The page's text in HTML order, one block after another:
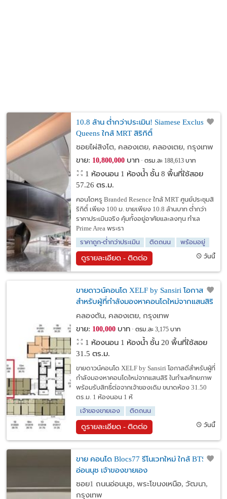
10.8 ล้าน ต่ำกว่าประเมิน! Siamese Exclusive
Queens ใกล้ MRT สิริกิติ์
ซอยไผ่สิงโต, คลองเตย, คลองเตย, กรุงเทพ
ขาย: 10,800,000บาท ตรม.ละ 188,613 บาท
1 ห้องนอน 1 ห้องน้ำ ชั้น 8 พื้นที่ใช้สอย
57.26 ตร.ม.
คอนโดหรู Branded Resence ใกล้ MRT ศูนย์ประชุมสิ
ริกิติ์ เพียง 100 ม. ขายเพียง 10.8 ล้านบาท ต่ำกว่า
ราคาประเมินจริง คุ้มทั้งอยู่อาศัยและลงทุน ทำเล
Prime Area พระรา
ราคาถูก-ต่ำกว่าประเมิน
ติดถนน พร้อมอยู่
ดูรายละเอียด - ติดต่อ วันนี้
ขายดาวน์คอนโด XELF by Sansiri โอกาสดี
สำหรับผู้ที่กำลังมองหาคอนโดใหม่จากแสนสิริ
ในทำเลศักยภาพ พร้อมรับสิทธิ์ต่อจากเจ้าของ
คลองตัน, คลองเตย, กรุงเทพ
ขาย: 100,000บาท ตรม.ละ 3,175 บาท
1 ห้องนอน 1 ห้องน้ำ ชั้น 20 พื้นที่ใช้สอย
31.5 ตร.ม.
ขายดาวน์คอนโด XELF by Sansiri โอกาสดีสำหรับผู้ที่
กำลังมองหาคอนโดใหม่จากแสนสิริ ในทำเลศักยภาพ
พร้อมรับสิทธิ์ต่อจากเจ้าของเดิม ขนาดห้อง 31.50
ตร.ม. 1 ห้องนอน 1 ห้
เจ้าของขายเอง
ติดถนน
ดูรายละเอียด - ติดต่อ วันนี้
ขาย คอนโด Blocs77 รีโนเวทใหม่ ใกล้ BTS
อ่อนนุช เจ้าของขายเอง
ซอย1 ถนนอ่อนนุช, พระโขนงเหนือ, วัฒนา,
กรุงเทพ